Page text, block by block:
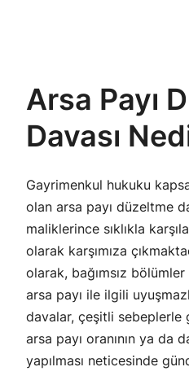
Arsa Payı
Davası
Gayrimenkul hukuku
olan arsa payı düzeltme
maliklerince sıklıkla
olarak karşımıza
olarak, bağımsız
arsa payı ile ilgili
davalar, çeşitli sebeplerle
arsa payı oranının ya da
yapılması neticesinde